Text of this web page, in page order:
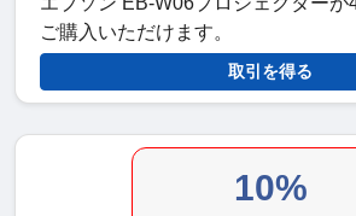
ご購入いただけます。
取引を得る
10%